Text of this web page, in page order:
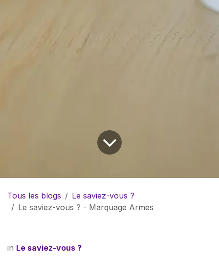
Tous les blogs
Le saviez-vous ?
Le saviez-vous ? - Marquage Armes
in Le saviez-vous ?